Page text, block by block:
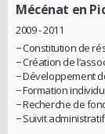
Mécénat en
2009 - 2011
− Constitution de
− Création de
− Développement
− Formation
− Recherche de
− Suivit